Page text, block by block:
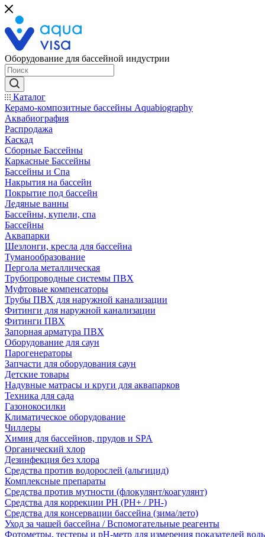
Оборудование для бассейной индустрии
Каталог
Керамо-композитные бассейны Aquabiography
Аквабиография
Распродажа
Каскад
Сборные Бассейны
Каркасные Бассейны
Бассейны и Спа
Накрытия на бассейн
Покрытие под бассейн
Ледяные ванны
Бассейны, купели, спа
Бассейны
Аквапарки
Шезлонги, кресла для бассейна
Туманообразование
Пергола металлическая
Трубопроводные системы ПВХ
Муфтовые компенсаторы
Трубы ПВХ для наружной канализации
Фитинги для наружной канализации
Фитинги ПВХ
Запорная арматура ПВХ
Оборудование для саун
Парогенераторы
Запчасти для оборудования саун
Детские товары
Надувные матрасы и круги для аквапарков
Техника для сада
Газонокосилки
Климатическое оборудование
Чиллеры
Химия для бассейнов, прудов и SPA
Органический хлор
Дезинфекция без хлора
Средства против водорослей (альгицид)
Комплексные препараты
Средства против мутности (флокулянт/коагулянт)
Средства для коррекции PH (PH+ / PH-)
Средства для консервации бассейна (зима/лето)
Уход за чашей бассейна / Вспомогательные реагенты
Фотометры, тестеры и рН-метр для измерения показателей